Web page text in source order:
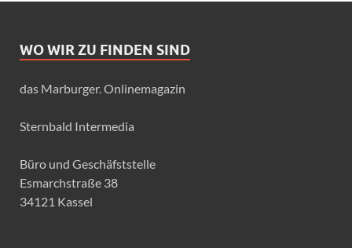
WO WIR ZU FINDEN SIND
das Marburger. Onlinemagazin
Sternbald Intermedia
Büro und Geschäfststelle
Esmarchstraße 38
34121 Kassel